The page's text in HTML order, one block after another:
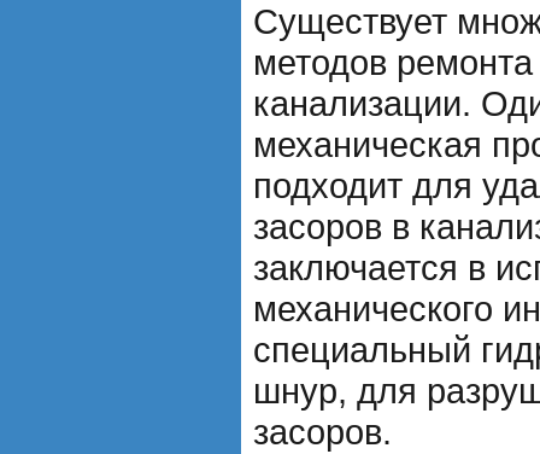
Существует
методов ремонта
канализации.
механическая
подходит для
засоров в
заключается в
механического
специальный
шнур, для
засоров.